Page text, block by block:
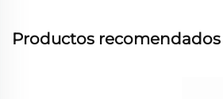
Productos recomendados